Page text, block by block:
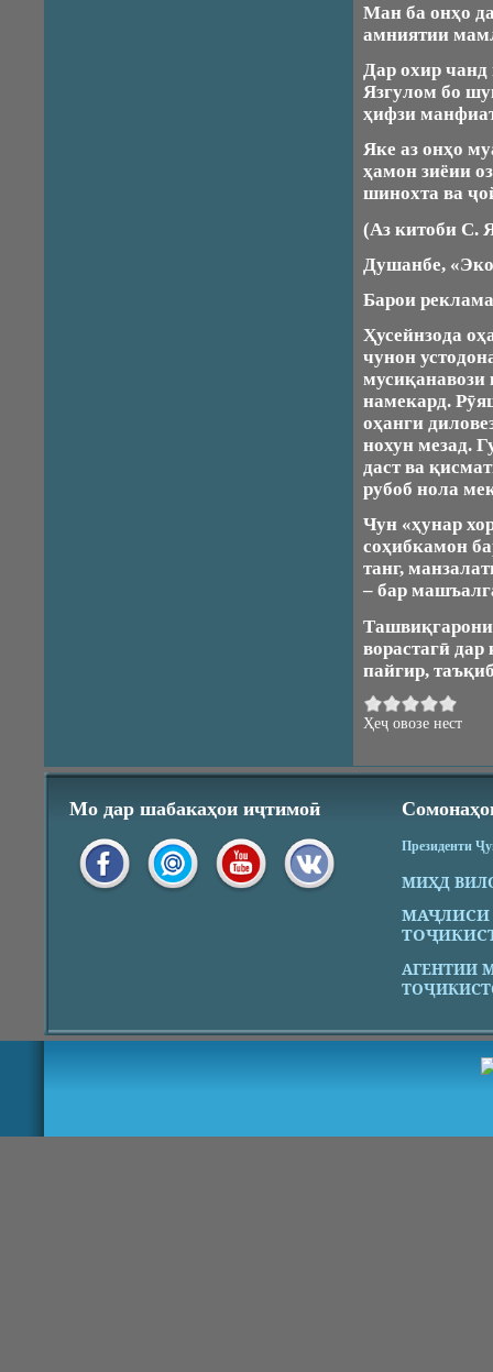
Ман ба онҳо
амниятии
Дар охир
Язгулом бо
ҳифзи
Яке аз онҳо
ҳамон зиёии
шинохта ва
(Аз китоби С.
Душанбе,
Барои
Ҳусейнзода
чунон
мусиқанавози
намекард.
оҳанги
нохун мезад.
даст ва
рубоб нола
Чун «ҳунар
соҳибкамон
танг,
– бар
Ташвиқгарони
ворастагӣ
пайгир,
Ҳеҷ овозе нест
Мо дар шабакаҳои иҷтимоӣ
Президенти
МИҲД
АГЕНТИИ